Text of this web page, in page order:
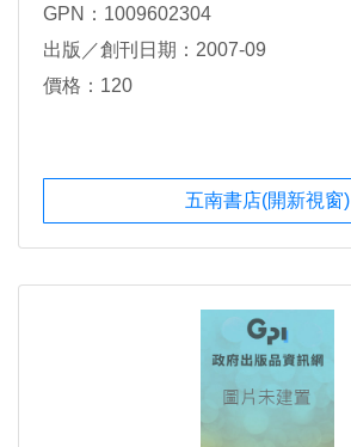
GPN：1009602304
出版／創刊日期：2007-09
價格：120
五南書店(開新視窗)